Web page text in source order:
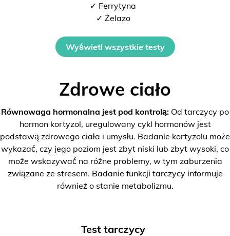
✓ Ferrytyna
✓ Żelazo
Wyświetl wszystkie testy
Zdrowe ciało
Równowaga hormonalna jest pod kontrolą: Od tarczycy po
hormon kortyzol, uregulowany cykl hormonów jest
podstawą zdrowego ciała i umysłu. Badanie kortyzolu może
wykazać, czy jego poziom jest zbyt niski lub zbyt wysoki, co
może wskazywać na różne problemy, w tym zaburzenia
związane ze stresem. Badanie funkcji tarczycy informuje
również o stanie metabolizmu.
Test tarczycy